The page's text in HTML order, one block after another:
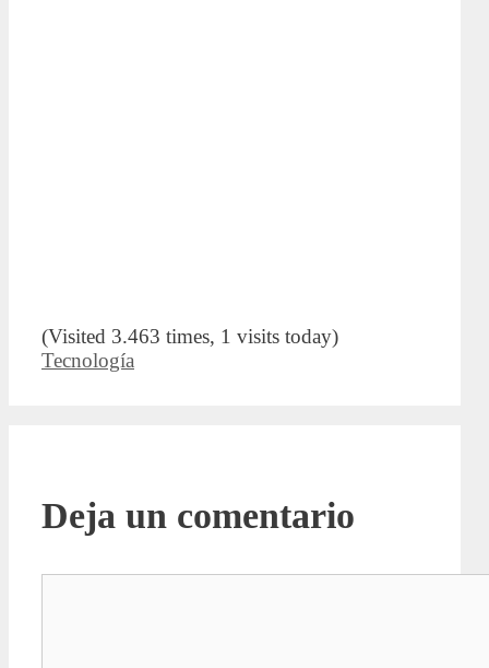
(Visited 3.463 times, 1 visits today)
Categorías
Tecnología
Deja un comentario